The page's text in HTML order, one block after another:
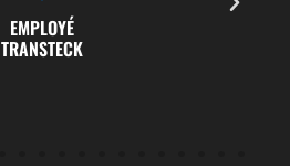
EMPLOYÉ
TRANSTECK